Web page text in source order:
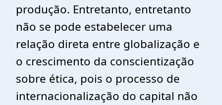
produção. Entretanto, entretanto
não se pode estabelecer uma
relação direta entre globalização e
o crescimento da conscientização
sobre ética, pois o processo de
internacionalização do capital não